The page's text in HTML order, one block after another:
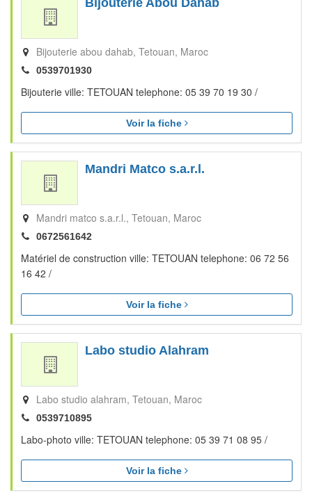
Bijouterie Abou Dahab
Bijouterie abou dahab Tetouan Maroc
0539701930
Bijouterie ville: TETOUAN telephone: 05 39 70 19 30 /
Voir la fiche
Mandri Matco s.a.r.l.
Mandri matco s.a.r.l. Tetouan Maroc
0672561642
Matériel de construction ville: TETOUAN telephone: 06 72 56
16 42 /
Voir la fiche
Labo studio Alahram
Labo studio alahram Tetouan Maroc
0539710895
Labo-photo ville: TETOUAN telephone: 05 39 71 08 95 /
Voir la fiche